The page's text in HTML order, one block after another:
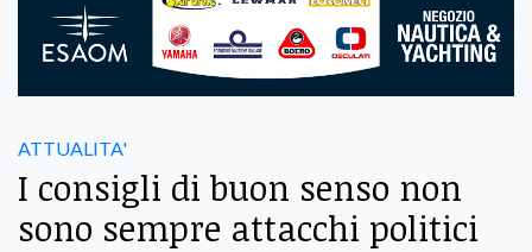
ATTUALITA'
I consigli di buon senso non
sono sempre attacchi politici